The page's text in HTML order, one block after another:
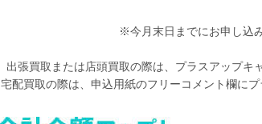
※今月末日までにお申し込
出張買取または店頭買取の際は、プラスアップキ
宅配買取の際は、申込用紙のフリーコメント欄に